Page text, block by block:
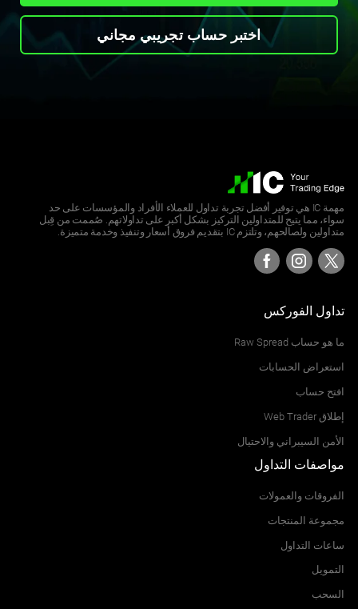
اختبر حساب تجريبي مجاني
مهمة IC هي توفير أفضل تجربة تداول للعملاء الأفراد والمؤسسات على حد
سواء، مما يتيح للمتداولين التركيز بشكل أكبر على تداولاتهم. صُممت من قِبل
متداولين ولصالحهم، وتلتزم IC بتقديم فروق أسعار وتنفيذ وخدمة متميزة.
تداول الفوركس
ما هو حساب Raw Spread
استعراض الحسابات
افتح حساب
إطلاق Web Trader
الأمن السيبراني والاحتيال
مواصفات التداول
الفروقات والعمولات
مجموعة المنتجات
ساعات التداول
التمويل
السحب